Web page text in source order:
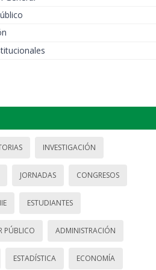
INVESTIGACIÓN
JORNADAS CONGRESOS
IIE ESTUDIANTES
PÚBLICO ADMINISTRACIÓN
ESTADÍSTICA ECONOMÍA